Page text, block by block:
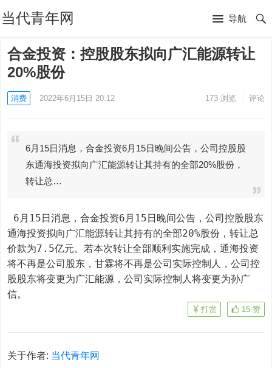
当代青年网 导航
合金投资：控股股东拟向广汇能源转让
20%股份
消费 2022年6月15日 20:12 173浏览 评论
6月15日消息，合金投资6月15日晚间公告，公司控股股
东通海投资拟向广汇能源转让其持有的全部20%股份，
转让总…
通海投资拟向广汇能源转让其持有的全部20%股份，转让总
价款为7.5亿元。若本次转让全部顺利实施完成，通海投资
将不再是公司股东，甘霖将不再是公司实际控制人，公司控
股股东将变更为广汇能源，公司实际控制人将变更为孙广
信。
15 赞
打赏
关于作者: 当代青年网